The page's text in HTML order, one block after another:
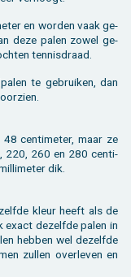
en wor­den vaak ge­
deze palen zowel ge­
ten­nis­draad.
te ge­brui­ken, dan
cen­ti­me­ter, maar ze
220, 260 en 280 cen­ti­
dik.
kleur heeft als de
exact de­zelf­de palen in
heb­ben wel de­zelf­de
zul­len over­le­ven en